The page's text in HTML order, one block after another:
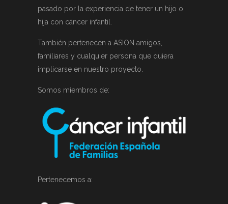
pasado por la experiencia de tener un hijo o
hija con cáncer infantil.
También pertenecen a ASION amigos,
familiares y cualquier persona que quiera
implicarse en nuestro proyecto.
Somos miembros de:
Pertenecemos a: